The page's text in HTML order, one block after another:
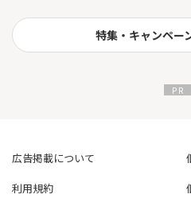
カフェでの作業はもちろん、新幹
けます。
パソコンやスマートフォン、ゲー
備え付けのWiFIの回線が弱い事は
特集・キャンペー
広告掲載について
利用規約